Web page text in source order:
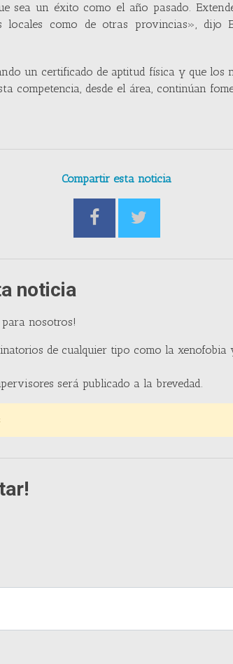
sea un éxito como el año pasado.
locales como de otras provincias», dijo
un certificado de aptitud física y que los
competencia, desde el área, continúan
Compartir esta noticia
noticia
nosotros!
de cualquier tipo como la xenofobia
será publicado a la brevedad.